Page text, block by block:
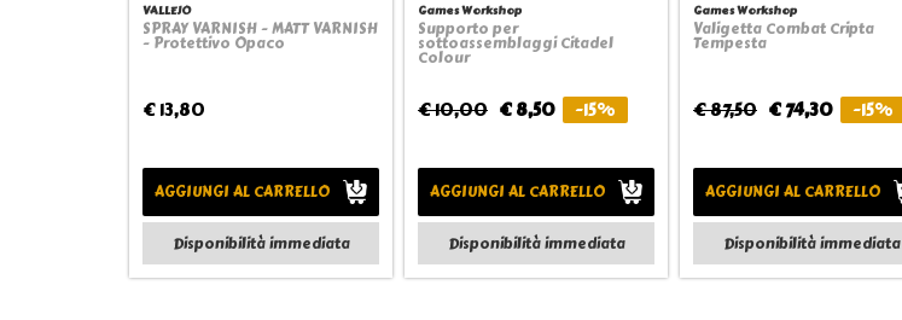
Quickview
VALLEJO
SPRAY VARNISH - MATT VARNISH
- Protettivo Opaco
€ 13,80
AGGIUNGI AL CARRELLO
Disponibilità immediata
Quickview
Games Workshop
Supporto per
sottoassemblaggi Citadel
Colour
€ 10,00 € 8,50 -15%
AGGIUNGI AL CARRELLO
Disponibilità immediata
Quickview
Games Workshop
Valigetta Combat Cripta
Tempesta
€ 87,50 € 74,30 -15%
AGGIUNGI AL CARRELLO
Disponibilità immediata